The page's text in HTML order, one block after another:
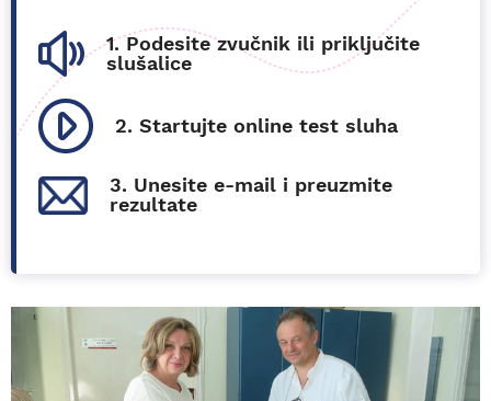
1. Podesite zvučnik ili priključite
slušalice
2. Startujte online test sluha
3. Unesite e-mail i preuzmite
rezultate